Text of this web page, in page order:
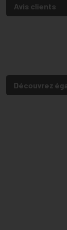
Avis clients
Découvrez